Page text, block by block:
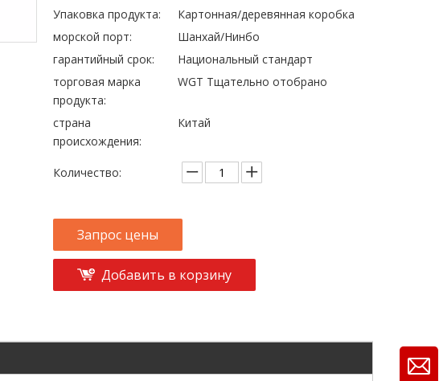
Упаковка продукта:
Картонная/деревянная коробка
морской порт:
Шанхай/Нинбо
гарантийный срок:
Национальный стандарт
торговая марка
продукта:
WGT Тщательно отобрано
страна
происхождения:
Китай
Количество:
Запрос цены
Добавить в корзину